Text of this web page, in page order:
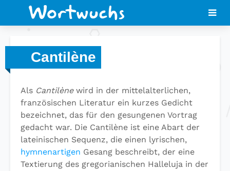
Cantilène
Als Cantilènewird in der mittelalterlichen,
französischen Literatur ein kurzes Gedicht
bezeichnet, das für den gesungenen Vortrag
gedacht war. Die Cantilène ist eine Abart der
lateinischen Sequenz, die einen lyrischen,
hymnenartigen Gesang beschreibt, der eine
Textierung des gregorianischen Halleluja in der